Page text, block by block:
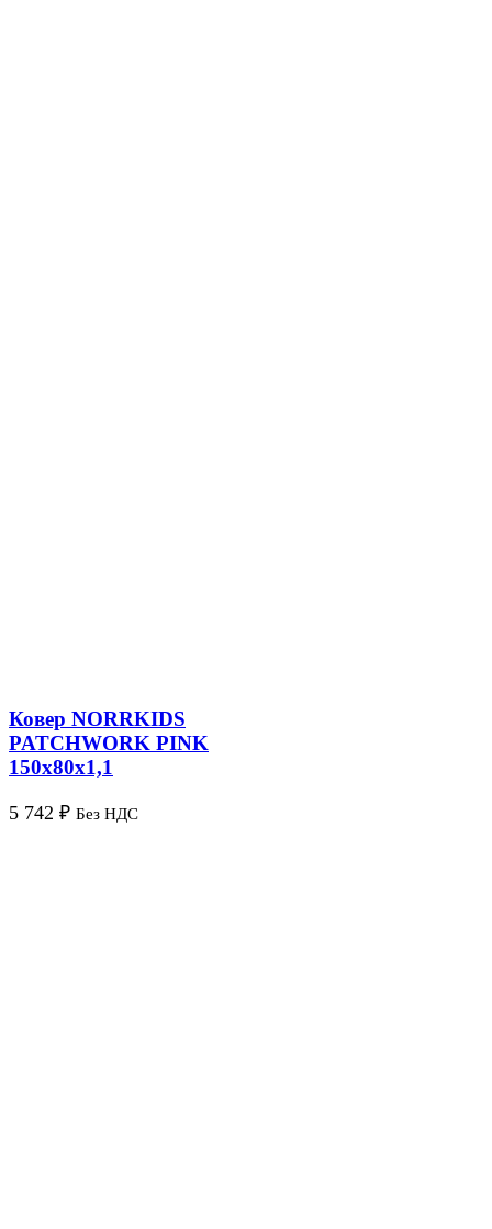
Ковер NORRKIDS
PATCHWORK PINK
150х80х1,1
5 742 ₽ Без НДС